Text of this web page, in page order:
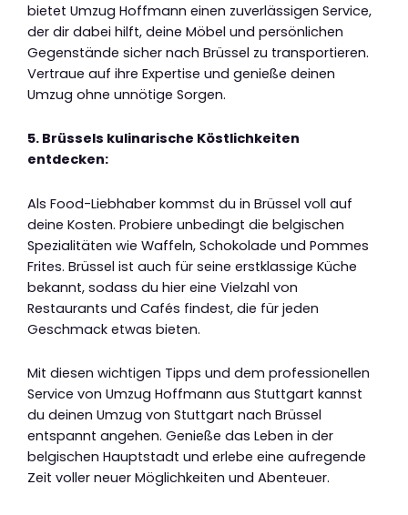
bietet Umzug Hoffmann einen zuverlässigen Service,
der dir dabei hilft, deine Möbel und persönlichen
Gegenstände sicher nach Brüssel zu transportieren.
Vertraue auf ihre Expertise und genieße deinen
Umzug ohne unnötige Sorgen.
5. Brüssels kulinarische Köstlichkeiten
entdecken:
Als Food-Liebhaber kommst du in Brüssel voll auf
deine Kosten. Probiere unbedingt die belgischen
Spezialitäten wie Waffeln, Schokolade und Pommes
Frites. Brüssel ist auch für seine erstklassige Küche
bekannt, sodass du hier eine Vielzahl von
Restaurants und Cafés findest, die für jeden
Geschmack etwas bieten.
Mit diesen wichtigen Tipps und dem professionellen
Service von Umzug Hoffmann aus Stuttgart kannst
du deinen Umzug von Stuttgart nach Brüssel
entspannt angehen. Genieße das Leben in der
belgischen Hauptstadt und erlebe eine aufregende
Zeit voller neuer Möglichkeiten und Abenteuer.